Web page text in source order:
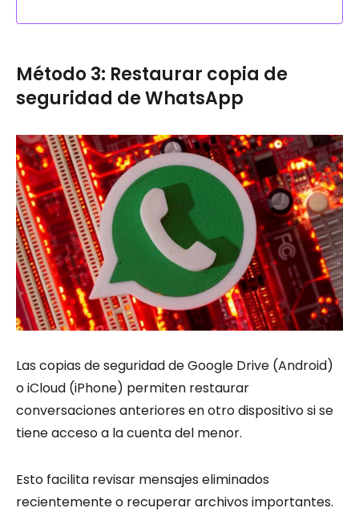
Método 3: Restaurar copia de
seguridad de WhatsApp
Las copias de seguridad de Google Drive (Android)
o iCloud (iPhone) permiten restaurar
conversaciones anteriores en otro dispositivo si se
tiene acceso a la cuenta del menor.
Esto facilita revisar mensajes eliminados
recientemente o recuperar archivos importantes.